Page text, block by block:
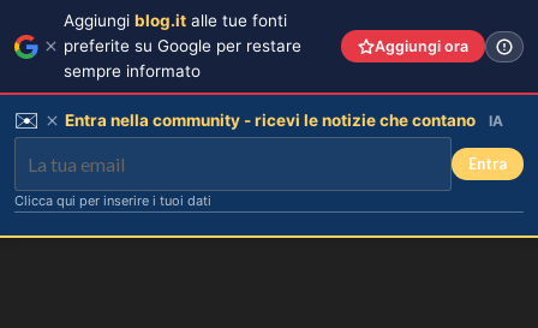
Aggiungi blog.it alle tue fonti
preferite su Google per restare
sempre informato
Aggiungi ora
✉️ Entra nella community - ricevi le notizie che contano IA
Entra
Clicca qui per inserire i tuoi dati